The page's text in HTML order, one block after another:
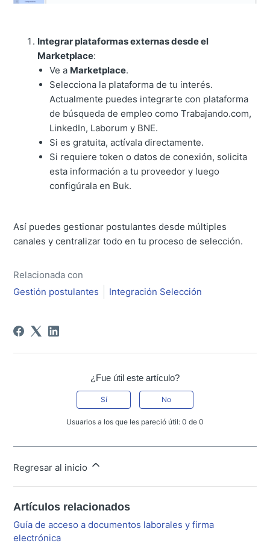
Integrar plataformas externas desde el
Marketplace:
Ve a Marketplace.
Selecciona la plataforma de tu interés.
Actualmente puedes integrarte con plataforma
de búsqueda de empleo como Trabajando.com,
LinkedIn, Laborum y BNE.
Si es gratuita, actívala directamente.
Si requiere token o datos de conexión, solicita
esta información a tu proveedor y luego
configúrala en Buk.
Así puedes gestionar postulantes desde múltiples
canales y centralizar todo en tu proceso de selección.
Relacionada con
Gestión postulantes
Integración Selección
¿Fue útil este artículo?
Sí No
Usuarios a los que les pareció útil: 0 de 0
Regresar al inicio
Artículos relacionados
Guía de acceso a documentos laborales y firma
electrónica